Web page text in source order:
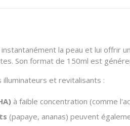
la peau et lui offrir
Son format de 150ml est
et revitalisants :
à faible concentration (comme
(papaye, ananas) peuvent